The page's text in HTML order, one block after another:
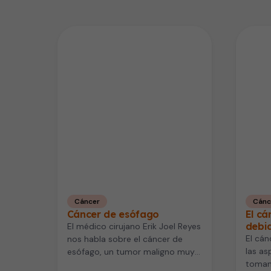
Cáncer
Cáncer de esófago
El médico cirujano Erik Joel Reyes
nos habla sobre el cáncer de
esófago, un tumor maligno muy
El
El
las